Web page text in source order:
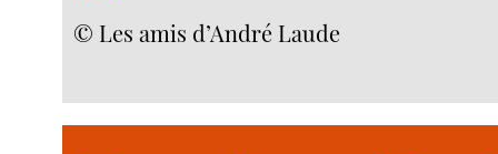
© Les amis d’André Laude